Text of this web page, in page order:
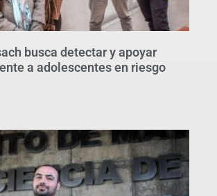
busca detectar y apoyar
a adolescentes en riesgo